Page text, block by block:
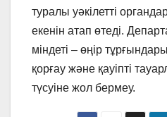
туралы уәкілетті
екенін атап өтеді.
міндеті – өңір
қорғау және қауіпті
түсуіне жол бермеу.